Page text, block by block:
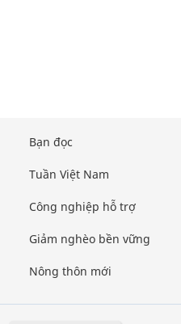
Bạn đọc
Tuần Việt Nam
Công nghiệp hỗ trợ
Giảm nghèo bền vững
Nông thôn mới